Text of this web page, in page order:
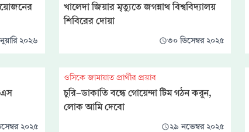
২০২৬
খালেদা জিয়ার মৃত্যুতে জগন্নাথ বিশ্ববিদ্যালয়
শিবিরের দোয়া
৩০ ডিসেম্বর ২০২৫
২০২৫
ওসিকে জামায়াত প্রার্থীর প্রস্তাব
চুরি-ডাকাতি বন্ধে গোয়েন্দা টিম গঠন করুন,
লোক আমি দেবো
২৯ নভেম্বর ২০২৫